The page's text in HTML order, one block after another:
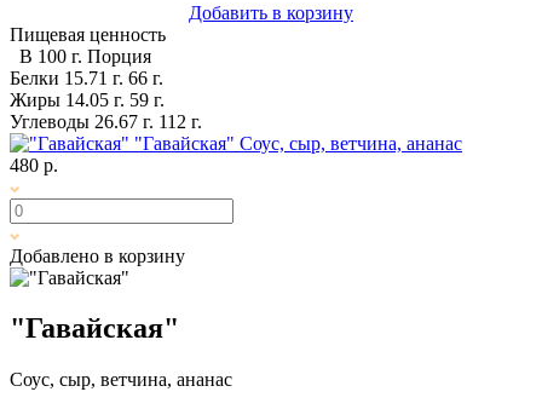
Добавить в корзину
Пищевая ценность
В 100 г. Порция
Белки 15.71 г. 66 г.
Жиры 14.05 г. 59 г.
Углеводы 26.67 г. 112 г.
"Гавайская" Соус, сыр, ветчина, ананас
480 р.
Добавлено в корзину
"Гавайская"
Соус, сыр, ветчина, ананас